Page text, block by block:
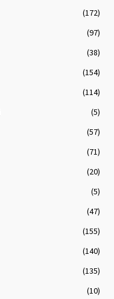
(172)
(97)
(38)
(154)
(114)
(5)
(57)
(71)
(20)
(5)
(47)
(155)
(140)
(135)
(10)